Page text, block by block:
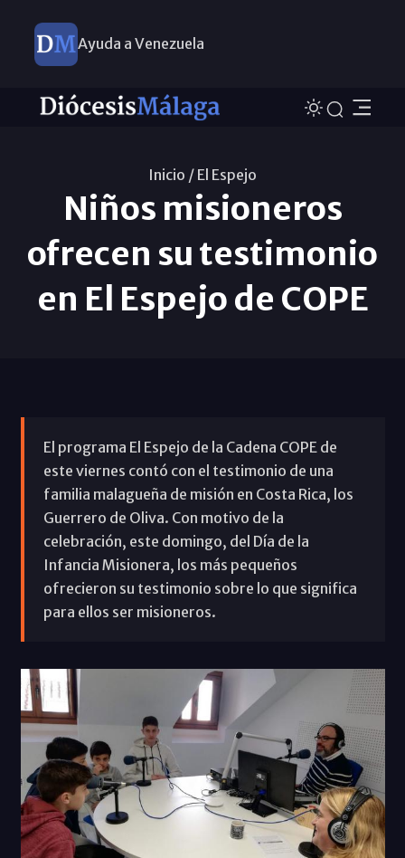
Ayuda a Venezuela
Inicio / El Espejo
Niños misioneros
ofrecen su testimonio
en El Espejo de COPE
El programa El Espejo de la Cadena COPE de
este viernes contó con el testimonio de una
familia malagueña de misión en Costa Rica, los
Guerrero de Oliva. Con motivo de la
celebración, este domingo, del Día de la
Infancia Misionera, los más pequeños
ofrecieron su testimonio sobre lo que significa
para ellos ser misioneros.